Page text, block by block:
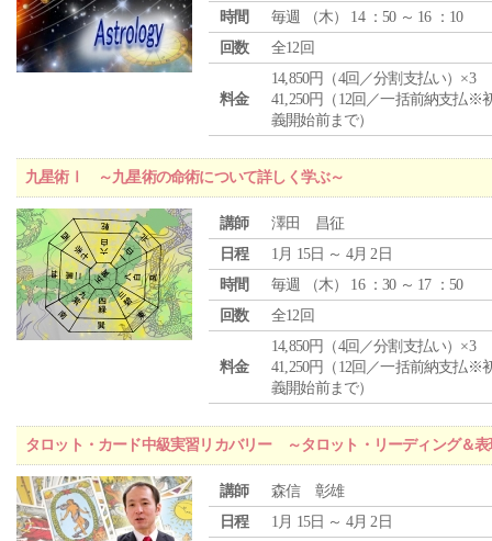
時間
毎週 （木） 14 ：50 ～ 16 ：10
回数
全12回
料金
14,850円（4回／分割支払い）×3
41,250円（12回／一括前納支払※
義開始前まで）
九星術Ⅰ ～九星術の命術について詳しく学ぶ～
講師
澤田 昌征
日程
1月 15日 ～ 4月 2日
時間
毎週 （木） 16 ：30 ～ 17 ：50
回数
全12回
料金
14,850円（4回／分割支払い）×3
41,250円（12回／一括前納支払※
義開始前まで）
タロット・カード中級実習リカバリー ～タロット・リーディング＆
講師
森信 彰雄
日程
1月 15日 ～ 4月 2日